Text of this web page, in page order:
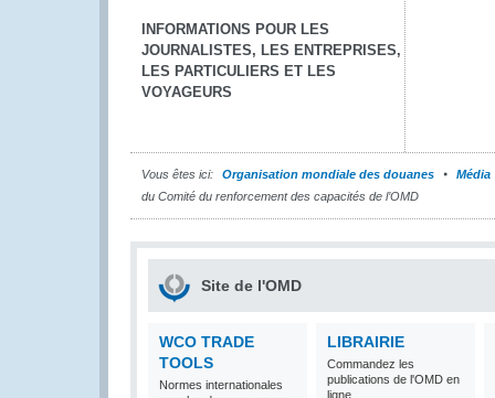
INFORMATIONS POUR LES
JOURNALISTES, LES ENTREPRISES,
LES PARTICULIERS ET LES
VOYAGEURS
Vous êtes ici: Organisation mondiale des douanes
Média
du Comité du renforcement des capacités de l’OMD
Site de l'OMD
WCO TRADE
TOOLS
Normes internationales
LIBRAIRIE
Commandez les
publications de l'OMD en
ligne